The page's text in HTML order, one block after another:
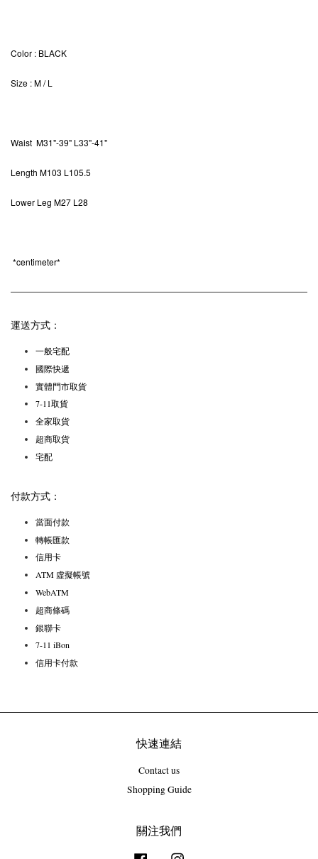
Color : BLACK
Size : M / L
Waist M31"-39" L33"-41"
Length M103 L105.5
Lower Leg M27 L28
*centimeter*
運送方式：
一般宅配
國際快遞
實體門市取貨
7-11取貨
全家取貨
超商取貨
宅配
付款方式：
當面付款
轉帳匯款
信用卡
ATM 虛擬帳號
WebATM
超商條碼
銀聯卡
7-11 iBon
信用卡付款
快速連結
Contact us
Shopping Guide
關注我們